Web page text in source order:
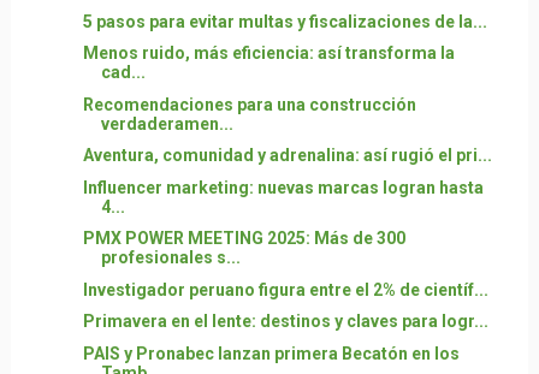
5 pasos para evitar multas y fiscalizaciones de la...
Menos ruido, más eficiencia: así transforma la
cad...
Recomendaciones para una construcción
verdaderamen...
Aventura, comunidad y adrenalina: así rugió el pri...
Influencer marketing: nuevas marcas logran hasta
4...
PMX POWER MEETING 2025: Más de 300
profesionales s...
Investigador peruano figura entre el 2% de científ...
Primavera en el lente: destinos y claves para logr...
PAIS y Pronabec lanzan primera Becatón en los